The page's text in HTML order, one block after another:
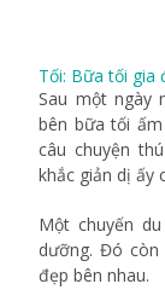
Tối: Bữa tối gia
Sau một ngày
bên bữa tối
câu chuyện
khắc giản dị ấy
Một chuyến
dưỡng. Đó
đẹp bên nhau.